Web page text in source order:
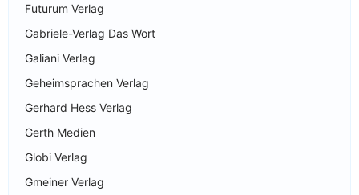
Futurum Verlag
Gabriele-Verlag Das Wort
Galiani Verlag
Geheimsprachen Verlag
Gerhard Hess Verlag
Gerth Medien
Globi Verlag
Gmeiner Verlag